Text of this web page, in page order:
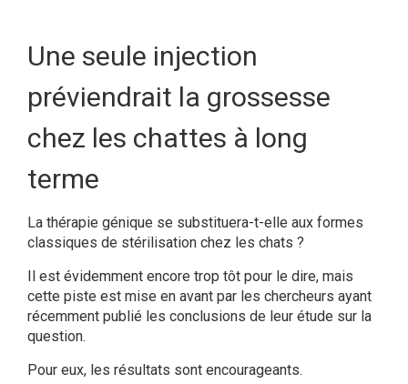
Une seule injection
préviendrait la grossesse
chez les chattes à long
terme
La thérapie génique se substituera-t-elle aux formes
classiques de stérilisation chez les chats ?
Il est évidemment encore trop tôt pour le dire, mais
cette piste est mise en avant par les chercheurs ayant
récemment publié les conclusions de leur étude sur la
question.
Pour eux, les résultats sont encourageants.